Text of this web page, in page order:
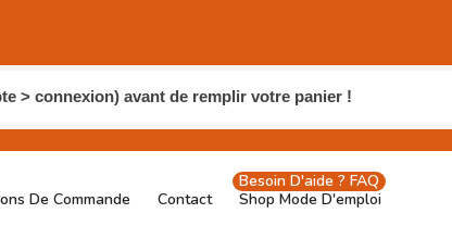
> connexion) avant de remplir votre panier !
De Commande Contact Shop Mode D'emploi
Besoin D'aide ? FAQ